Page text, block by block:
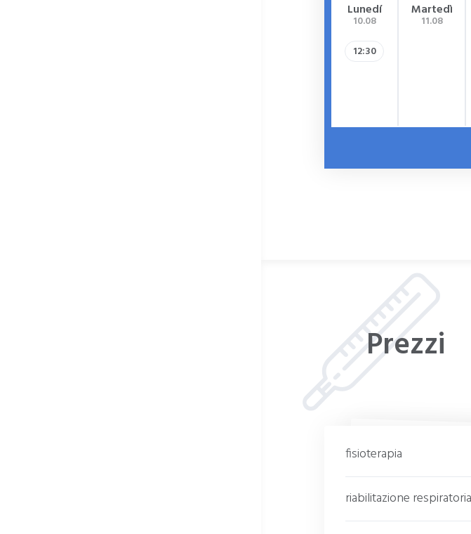
spalla
Instabilità di spalla
Linfedema
Spina calcaneare
Lunedí
10.08
12:30
Martedì
11.08
Prezzi
fisioterapia
riabilitazione respiratoria